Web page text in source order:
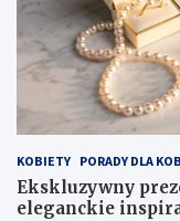
KOBIETY PORADY DLA
Ekskluzywny
eleganckie